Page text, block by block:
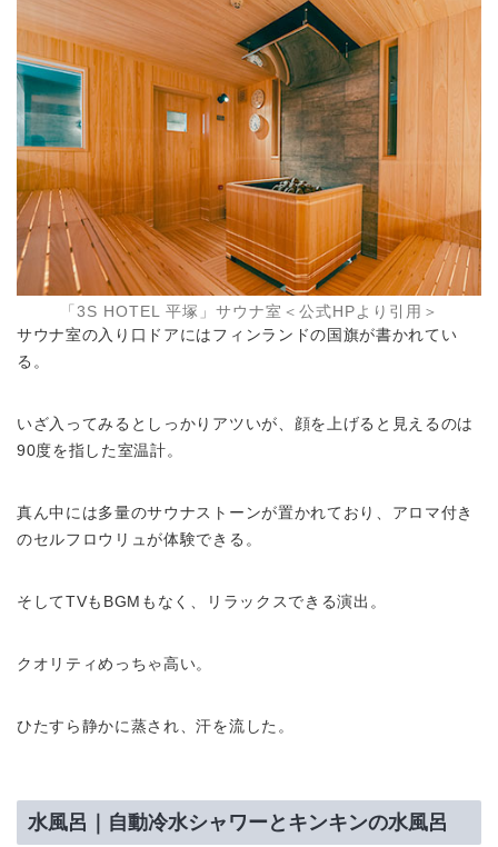
「3S HOTEL 平塚」サウナ室＜公式HPより引用＞
サウナ室の入り口ドアにはフィンランドの国旗が書かれてい
る。
いざ入ってみるとしっかりアツいが、顔を上げると見えるのは
90度を指した室温計。
真ん中には多量のサウナストーンが置かれており、アロマ付き
のセルフロウリュが体験できる。
そしてTVもBGMもなく、リラックスできる演出。
クオリティめっちゃ高い。
ひたすら静かに蒸され、汗を流した。
水風呂｜自動冷水シャワーとキンキンの水風呂